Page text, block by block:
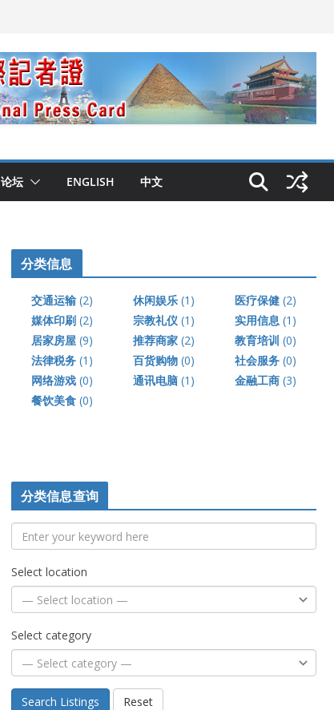
论坛 ENGLISH 中文
分类信息
交通运输 (2) 休闲娱乐 (1) 医疗保健 (2)
媒体印刷 (2) 宗教礼仪 (1) 实用信息 (1)
居家房屋 (9) 推荐商家 (2) 教育培训 (0)
法律税务 (1) 百货购物 (0) 社会服务 (0)
网络游戏 (0) 通讯电脑 (1) 金融工商 (3)
餐饮美食 (0)
分类信息查询
Select location
Select category
Search Listings Reset